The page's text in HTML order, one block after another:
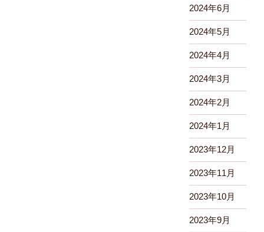
2024年6月
2024年5月
2024年4月
2024年3月
2024年2月
2024年1月
2023年12月
2023年11月
2023年10月
2023年9月